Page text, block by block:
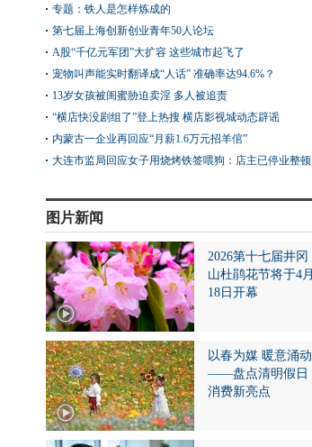
专题：铁人是怎样炼成的
第七届上海创新创业青年50人论坛
A股“千亿元军团”大扩容 这些城市起飞了
宠物叫声能实时翻译成“人话” 准确率达94.6%？
13岁女孩被闺蜜胁迫卖淫 多人被追责
“横店快没剧组了”登上热搜 横店影视城动态辟谣
内蒙古一企业再回应“月薪1.6万元招羊倌”
大连市监局回应女子用烧烤铁签喂狗：店主已停业整顿
图片新闻
2026第十七届井冈
山杜鹃花节将于4月
18日开幕
以春为媒 暖意涌动
——盘点清明假日
消费新亮点